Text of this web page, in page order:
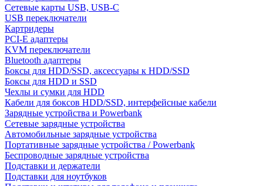
Сетевые карты USB, USB-C
USB переключатели
Картридеры
PCI-E адаптеры
KVM переключатели
Bluetooth адаптеры
Боксы для HDD/SSD, аксессуары к HDD/SSD
Боксы для HDD и SSD
Чехлы и сумки для HDD
Кабели для боксов HDD/SSD, интерфейсные кабели
Зарядные устройства и Powerbank
Сетевые зарядные устройства
Автомобильные зарядные устройства
Портативные зарядные устройства / Powerbank
Беспроводные зарядные устройства
Подставки и держатели
Подставки для ноутбуков